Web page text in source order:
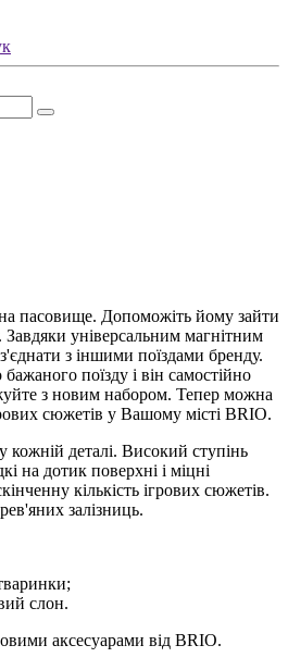
пасовище. Допоможіть йому зайти
універсальним магнітним
з іншими поїздами бренду.
поїзду і він самостійно
з новим набором. Тепер можна
сюжетів у Вашому місті BRIO.
кожній деталі. Високий ступінь
на дотик поверхні і міцні
кількість ігрових сюжетів.
залізниць.
слон.
аксесуарами від BRIO.